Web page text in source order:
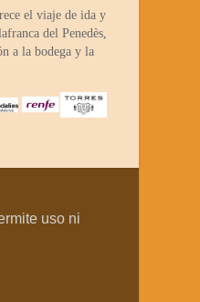
el viaje de ida y
del Penedès,
a la bodega y la
uso ni